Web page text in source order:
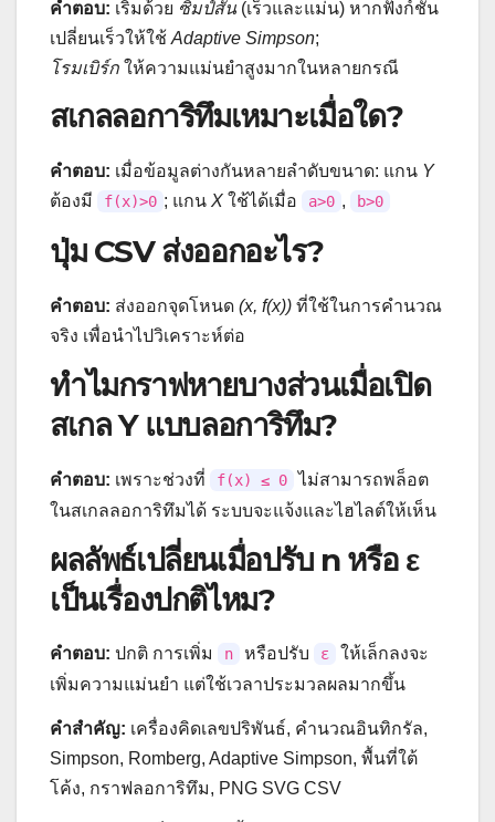
คำตอบ: เริ่มด้วย ซิมป์สัน (เร็วและแม่น) หากฟังก์ชัน
เปลี่ยนเร็วให้ใช้ Adaptive Simpson;
โรมเบิร์ก ให้ความแม่นยำสูงมากในหลายกรณี
สเกลลอการิทึมเหมาะเมื่อใด?
คำตอบ: เมื่อข้อมูลต่างกันหลายลำดับขนาด: แกน Y
ต้องมี
f(x)>0 ; แกน X ใช้ได้เมื่อ a>0 , b>0
ปุ่ม CSV ส่งออกอะไร?
คำตอบ: ส่งออกจุดโหนด (x, f(x)) ที่ใช้ในการคำนวณ
จริง เพื่อนำไปวิเคราะห์ต่อ
ทำไมกราฟหายบางส่วนเมื่อเปิด
สเกล Y แบบลอการิทึม?
คำตอบ: เพราะช่วงที่ f(x) ≤ 0 ไม่สามารถพล็อต
ในสเกลลอการิทึมได้ ระบบจะแจ้งและไฮไลต์ให้เห็น
ผลลัพธ์เปลี่ยนเมื่อปรับ n หรือ ε
เป็นเรื่องปกติไหม?
คำตอบ: ปกติ การเพิ่ม n หรือปรับ ε
ให้เล็กลงจะ
เพิ่มความแม่นยำ แต่ใช้เวลาประมวลผลมากขึ้น
คำสำคัญ: เครื่องคิดเลขปริพันธ์, คำนวณอินทิกรัล,
Simpson, Romberg, Adaptive Simpson, พื้นที่ใต้
โค้ง, กราฟลอการิทึม, PNG SVG CSV